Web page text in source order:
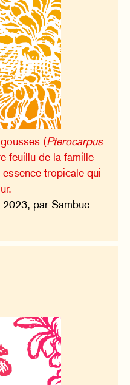
(Pterocarpus
feuillu de la famille
tropicale qui
2023, par Sambuc